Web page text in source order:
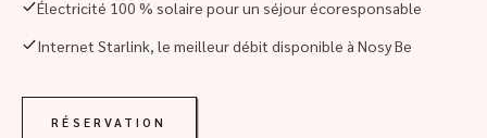
Électricité 100 % solaire pour un séjour écoresponsable
Internet Starlink, le meilleur débit disponible à Nosy Be
RÉSERVATION